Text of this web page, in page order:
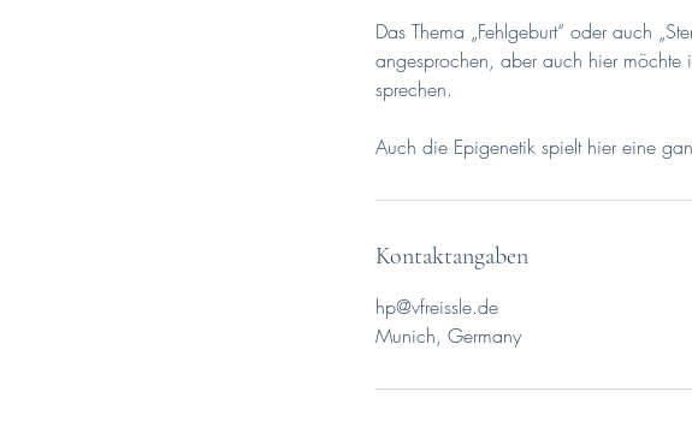
Das Thema „Fehlgeburt“ oder auch
angesprochen, aber auch hier möchte
sprechen.
Auch die Epigenetik spielt hier eine
Kontaktangaben
hp@vfreissle.de
Munich, Germany